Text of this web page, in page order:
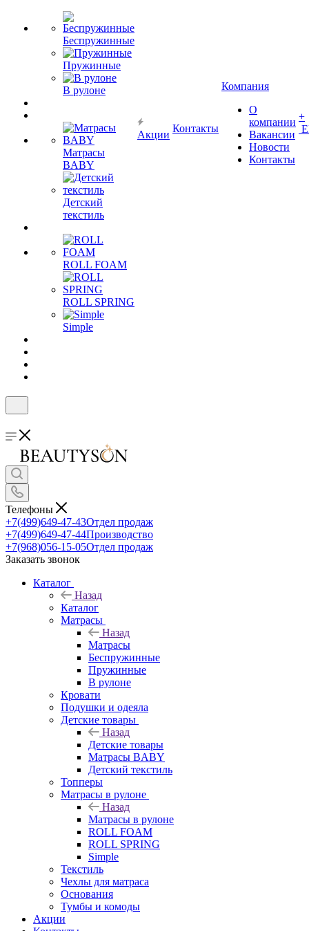
Беспружинные
Пружинные
В рулоне
Матрасы
BABY
Детский
текстиль
ROLL FOAM
ROLL SPRING
Simple
Акции
Контакты
Компания
О
компании
Вакансии
Новости
Контакты
+
Телефоны
+7(499)649-47-43Отдел продаж
+7(499)649-47-44Производство
+7(968)056-15-05Отдел продаж
Заказать звонок
Каталог
Назад
Каталог
Матрасы
Назад
Матрасы
Беспружинные
Пружинные
В рулоне
Кровати
Подушки и одеяла
Детские товары
Назад
Детские товары
Матрасы BABY
Детский текстиль
Топперы
Матрасы в рулоне
Назад
Матрасы в рулоне
ROLL FOAM
ROLL SPRING
Simple
Текстиль
Чехлы для матраса
Основания
Тумбы и комоды
Акции